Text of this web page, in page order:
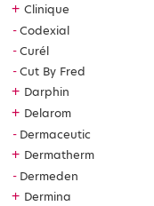
+ Clinique
Codexial
Curél
Cut By Fred
+ Darphin
+ Delarom
Dermaceutic
+ Dermatherm
Dermeden
+ Dermina